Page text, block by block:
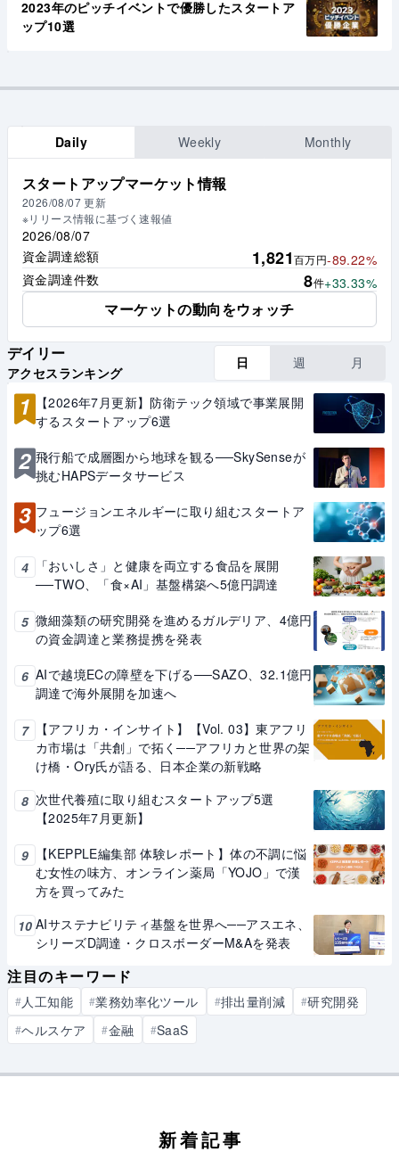
2023年のピッチイベントで優勝したスタートア
ップ10選
Daily Weekly Monthly
スタートアップマーケット情報
2026/08/07 更新
※リリース情報に基づく速報値
2026/08/07
資金調達総額
1,821百万円-89.22%
資金調達件数
8件+33.33%
マーケットの動向をウォッチ
デイリー
アクセスランキング
日 週 月
1
【2026年7月更新】防衛テック領域で事業展開
するスタートアップ6選
2 飛行船で成層圏から地球を観る──SkySenseが
挑むHAPSデータサービス
3 フュージョンエネルギーに取り組むスタートア
ップ6選
4
「おいしさ」と健康を両立する食品を展開
──TWO、「食×AI」基盤構築へ5億円調達
5 微細藻類の研究開発を進めるガルデリア、4億円
の資金調達と業務提携を発表
6 AIで越境ECの障壁を下げる──SAZO、32.1億円
調達で海外展開を加速へ
7
【アフリカ・インサイト】【Vol. 03】東アフリ
カ市場は「共創」で拓く──アフリカと世界の架
け橋・Ory氏が語る、日本企業の新戦略
8 次世代養殖に取り組むスタートアップ5選
【2025年7月更新】
9
【KEPPLE編集部 体験レポート】体の不調に悩
む女性の味方、オンライン薬局「YOJO」で漢
方を買ってみた
10 AIサステナビリティ基盤を世界へ──アスエネ、
シリーズD調達・クロスボーダーM&Aを発表
注目のキーワード
#人工知能 #業務効率化ツール #排出量削減 #研究開発
#ヘルスケア #金融 #SaaS
新着記事